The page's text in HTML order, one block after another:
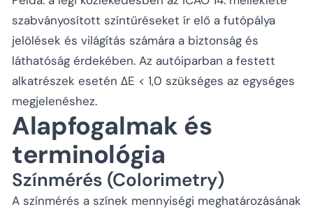
szabványosított színtűréseket ír elő a futópálya
jelölések és világítás számára a biztonság és
láthatóság érdekében. Az autóiparban a festett
alkatrészek esetén ΔE < 1,0 szükséges az egységes
megjelenéshez.
Alapfogalmak és
terminológia
Színmérés (Colorimetry)
A színmérés a színek mennyiségi meghatározásának